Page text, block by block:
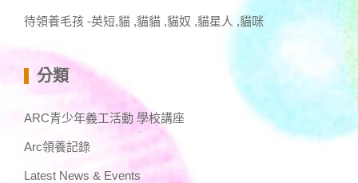
待領養毛孩 -英短,貓 ,貓貓 ,貓奴 ,貓星人 ,貓咪
分類
ARC青少年義工活動 學校講座
Arc領養記錄
Latest News & Events